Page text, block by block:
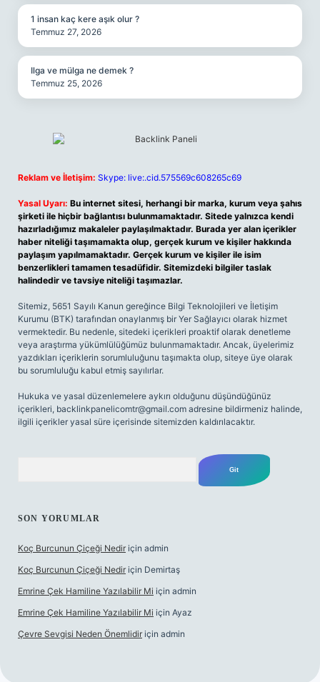
1 insan kaç kere aşık olur ?
Temmuz 27, 2026
Ilga ve mülga ne demek ?
Temmuz 25, 2026
Reklam ve İletişim: Skype: live:.cid.575569c608265c69
Yasal Uyarı: Bu internet sitesi, herhangi bir marka, kurum veya şahıs
şirketi ile hiçbir bağlantısı bulunmamaktadır. Sitede yalnızca kendi
hazırladığımız makaleler paylaşılmaktadır. Burada yer alan içerikler
haber niteliği taşımamakta olup, gerçek kurum ve kişiler hakkında
paylaşım yapılmamaktadır. Gerçek kurum ve kişiler ile isim
benzerlikleri tamamen tesadüfidir. Sitemizdeki bilgiler taslak
halindedir ve tavsiye niteliği taşımazlar.
Sitemiz, 5651 Sayılı Kanun gereğince Bilgi Teknolojileri ve İletişim
Kurumu (BTK) tarafından onaylanmış bir Yer Sağlayıcı olarak hizmet
vermektedir. Bu nedenle, sitedeki içerikleri proaktif olarak denetleme
veya araştırma yükümlülüğümüz bulunmamaktadır. Ancak, üyelerimiz
yazdıkları içeriklerin sorumluluğunu taşımakta olup, siteye üye olarak
bu sorumluluğu kabul etmiş sayılırlar.
Hukuka ve yasal düzenlemelere aykırı olduğunu düşündüğünüz
içerikleri, backlinkpanelicomtr@gmail.com adresine bildirmeniz halinde,
ilgili içerikler yasal süre içerisinde sitemizden kaldırılacaktır.
SON YORUMLAR
Koç Burcunun Çiçeği Nedir için admin
Koç Burcunun Çiçeği Nedir için Demirtaş
Emrine Çek Hamiline Yazılabilir Mi için admin
Emrine Çek Hamiline Yazılabilir Mi için Ayaz
Çevre Sevgisi Neden Önemlidir için admin